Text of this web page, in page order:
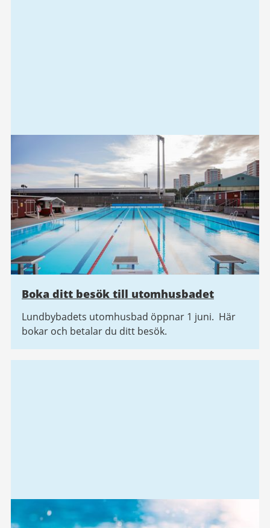
Boka ditt besök till utomhusbadet
Lundbybadets utomhusbad öppnar 1 juni. Här
bokar och betalar du ditt besök.